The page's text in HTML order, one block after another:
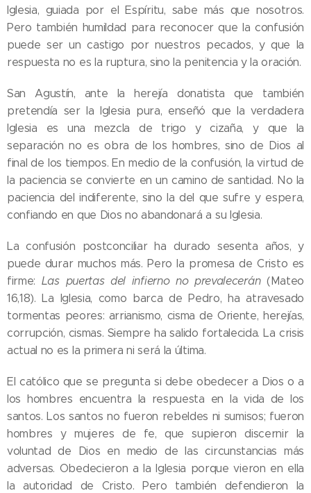
Iglesia, guiada por el Espíritu, sabe más que nosotros.
Pero también humildad para reconocer que la confusión
puede ser un castigo por nuestros pecados, y que la
respuesta no es la ruptura, sino la penitencia y la oración.
San Agustín, ante la herejía donatista que también
pretendía ser la Iglesia pura, enseñó que la verdadera
Iglesia es una mezcla de trigo y cizaña, y que la
separación no es obra de los hombres, sino de Dios al
final de los tiempos. En medio de la confusión, la virtud de
la paciencia se convierte en un camino de santidad. No la
paciencia del indiferente, sino la del que sufre y espera,
confiando en que Dios no abandonará a su Iglesia.
La confusión postconciliar ha durado sesenta años, y
puede durar muchos más. Pero la promesa de Cristo es
firme: Las puertas del infierno no prevalecerán(Mateo
16,18). La Iglesia, como barca de Pedro, ha atravesado
tormentas peores: arrianismo, cisma de Oriente, herejías,
corrupción, cismas. Siempre ha salido fortalecida. La crisis
actual no es la primera ni será la última.
El católico que se pregunta si debe obedecer a Dios o a
los hombres encuentra la respuesta en la vida de los
santos. Los santos no fueron rebeldes ni sumisos; fueron
hombres y mujeres de fe, que supieron discernir la
voluntad de Dios en medio de las circunstancias más
adversas. Obedecieron a la Iglesia porque vieron en ella
la autoridad de Cristo. Pero también defendieron la